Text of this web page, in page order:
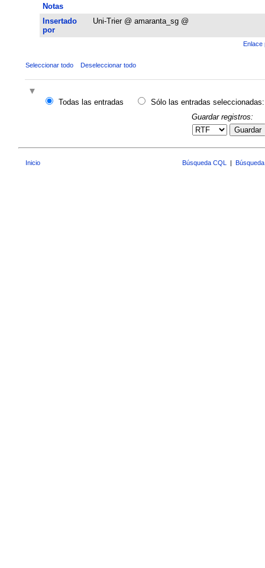
Notas
Insertado
por
Uni-Trier @ amaranta_sg @
Enlace
Seleccionar todo Deseleccionar todo
Todas las entradas
Sólo las entradas seleccionadas:
Guardar registros:
Guardar
Inicio Búsqueda CQL